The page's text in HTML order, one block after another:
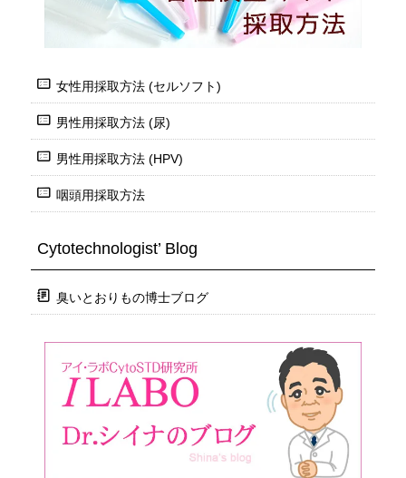
女性用採取方法 (セルソフト)
男性用採取方法 (尿)
男性用採取方法 (HPV)
咽頭用採取方法
Cytotechnologist’ Blog
臭いとおりもの博士ブログ